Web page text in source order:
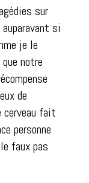
sur
si
je le
notre
de
fait
personne
faux pas